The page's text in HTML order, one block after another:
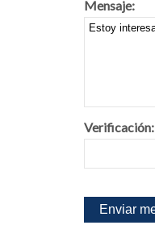
Mensaje:
Verificación: